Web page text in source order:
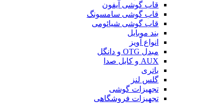
قاب گوشی آیفون
قاب گوشی سامسونگ
قاب گوشی شیائومی
بند موبایل
انواع آویز
مبدل OTG و دانگل
AUX و کابل صدا
باتری
گلس لنز
تجهیزات گوشی
تجهیزات فروشگاهی